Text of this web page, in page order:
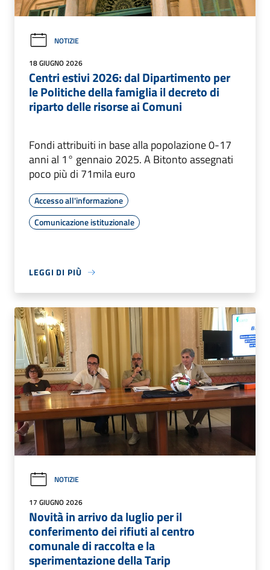
NOTIZIE
18 GIUGNO 2026
Centri estivi 2026: dal Dipartimento per
le Politiche della famiglia il decreto di
riparto delle risorse ai Comuni
Fondi attribuiti in base alla popolazione 0-17
anni al 1° gennaio 2025. A Bitonto assegnati
poco più di 71mila euro
Accesso all'informazione
Comunicazione istituzionale
LEGGI DI PIÙ
NOTIZIE
17 GIUGNO 2026
Novità in arrivo da luglio per il
conferimento dei rifiuti al centro
comunale di raccolta e la
sperimentazione della Tarip